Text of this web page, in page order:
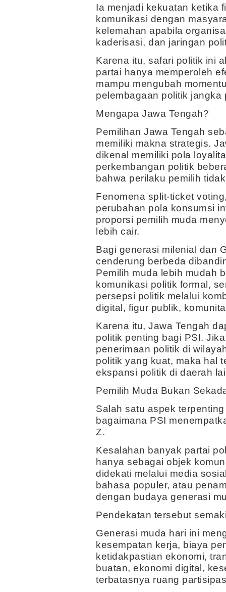
Ia menjadi kekuatan ketika
komunikasi dengan
kelemahan apabila
kaderisasi, dan jaringan
Karena itu, safari politik ini
partai hanya memperoleh
mampu mengubah
pelembagaan politik jangka
Mengapa Jawa Tengah?
Pemilihan Jawa Tengah
memiliki makna strategis.
dikenal memiliki pola
perkembangan politik
bahwa perilaku pemilih
Fenomena split-ticket
perubahan pola konsumsi
proporsi pemilih muda
lebih cair.
Bagi generasi milenial dan
cenderung berbeda
Pemilih muda lebih mudah
komunikasi politik formal,
persepsi politik melalui
digital, figur publik,
Karena itu, Jawa Tengah
politik penting bagi PSI.
penerimaan politik di
politik yang kuat, maka hal
ekspansi politik di daerah
Pemilih Muda Bukan
Salah satu aspek
bagaimana PSI
Z.
Kesalahan banyak partai
hanya sebagai objek
didekati melalui media
bahasa populer, atau
dengan budaya generasi
Pendekatan tersebut
Generasi muda hari ini
kesempatan kerja, biaya
ketidakpastian ekonomi,
buatan, ekonomi digital,
terbatasnya ruang